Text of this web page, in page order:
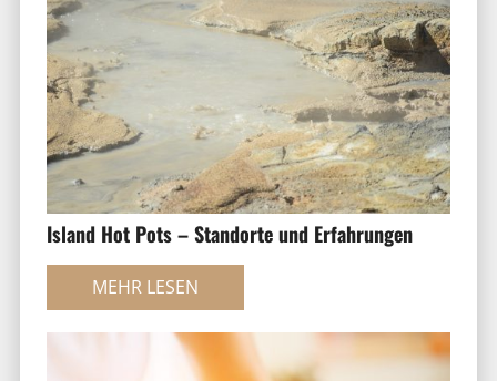
Island Hot Pots – Standorte und Erfahrungen
MEHR LESEN